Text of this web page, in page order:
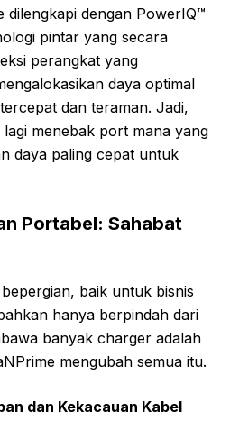
dilengkapi dengan PowerIQ™
pintar yang secara
perangkat yang
daya optimal
dan teraman. Jadi,
menebak port mana yang
daya paling cepat untuk
Portabel: Sahabat
baik untuk bisnis
hanya berpindah dari
banyak charger adalah
mengubah semua itu.
dan Kekacauan Kabel